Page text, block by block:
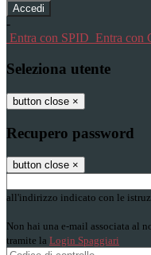
-
Entra con SPID Entra con
Seleziona utente
button close ×
Recupero password
button close ×
all'indirizzo indicato con le
Non hai una e-mail associata al
tramite la Login Spaggiari